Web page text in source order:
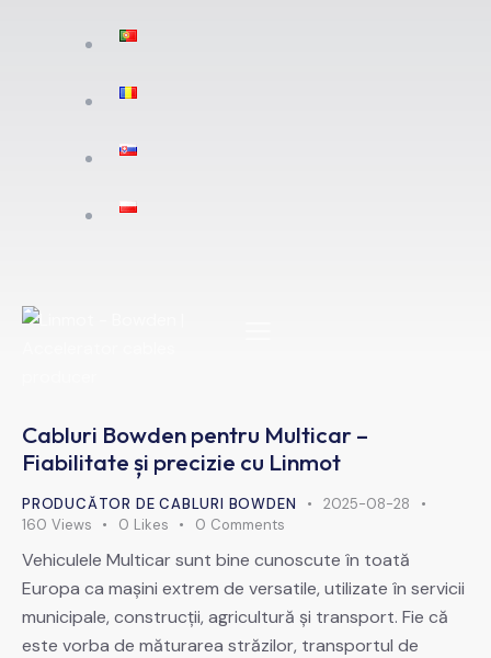
Cabluri Bowden pentru Multicar –
Fiabilitate și precizie cu Linmot
PRODUCĂTOR DE CABLURI BOWDEN
2025-08-28
160 Views 0 Likes 0 Comments
Vehiculele Multicar sunt bine cunoscute în toată
Europa ca mașini extrem de versatile, utilizate în servicii
municipale, construcții, agricultură și transport. Fie că
este vorba de măturarea străzilor, transportul de